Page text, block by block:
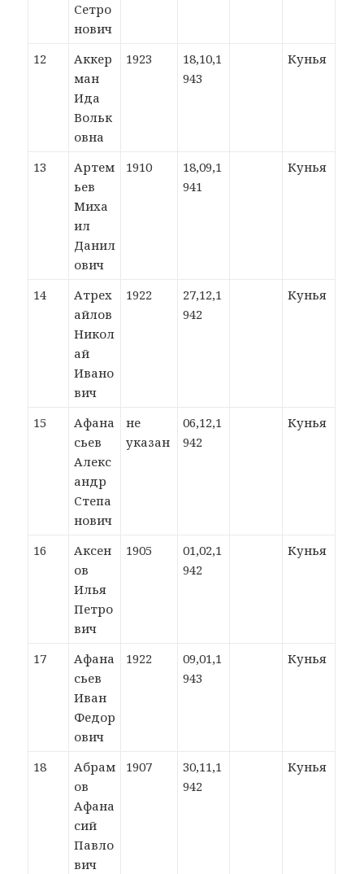
Сетро
нович
12
Аккер
ман
Ида
Вольк
овна
1923
18,10,1
943
Кунья
13
Артем
ьев
Миха
ил
Данил
ович
1910
18,09,1
941
Кунья
14
Атрех
айлов
Никол
ай
Ивано
вич
1922
27,12,1
942
Кунья
15
Афана
сьев
Алекс
андр
Степа
нович
не
указан
06,12,1
942
Кунья
16
Аксен
ов
Илья
Петро
вич
1905
01,02,1
942
Кунья
17
Афана
сьев
Иван
Федор
ович
1922
09,01,1
943
Кунья
18
Абрам
ов
Афана
сий
Павло
вич
1907
30,11,1
942
Кунья